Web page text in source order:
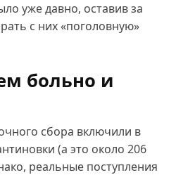
уже давно, оставив за
с них «поголовную»
больно и
сбора включили в
(а это около 206
реальные поступления